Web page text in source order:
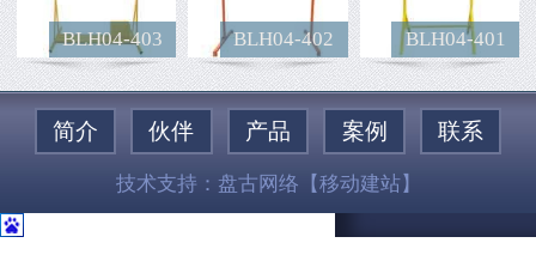
BLH04-403 BLH04-402 BLH04-401
简介 伙伴 产品 案例 联系
技术支持： 盘古网络 【移动建站】